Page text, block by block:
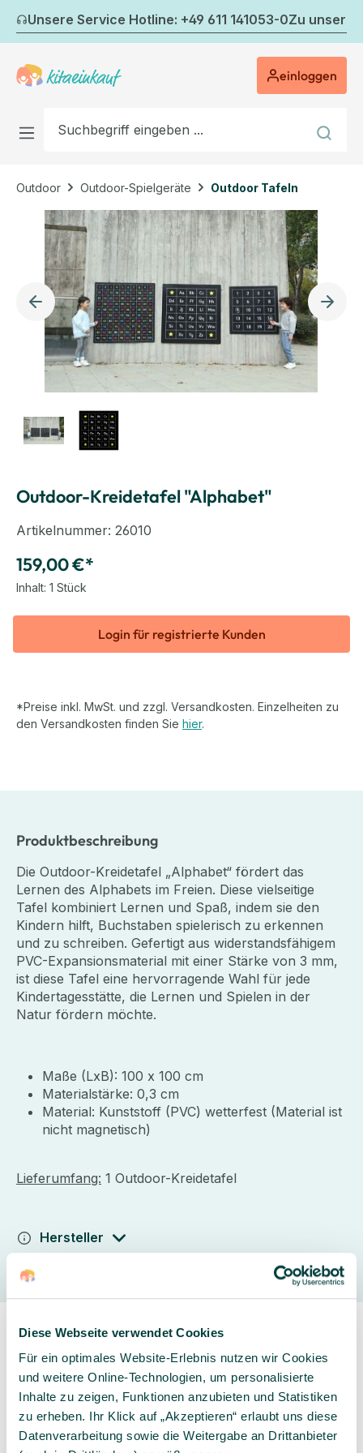
Diese Webseite verwendet Cookies
Für ein optimales Website-Erlebnis nutzen wir Cookies
und weitere Online-Technologien, um personalisierte
Inhalte zu zeigen, Funktionen anzubieten und Statistiken
zu erheben. Ihr Klick auf „Akzeptieren“ erlaubt uns diese
Datenverarbeitung sowie die Weitergabe an Drittanbieter
Zum Hauptinhalt springen
Unsere Service Hotline: +49 611 141053-0Zu
einloggen
Outdoor Outdoor-Spielgeräte Outdoor Tafeln
Bildergalerie überspringen
Outdoor-Kreidetafel "Alphabet"
Artikelnummer: 26010
159,00 €*
Inhalt: 1 Stück
Login für registrierte Kunden
*Preise inkl. MwSt. und zzgl. Versandkosten. Einzelheiten zu
den Versandkosten finden Sie hier.
Produktbeschreibung
Die Outdoor-Kreidetafel „Alphabet“ fördert das
Lernen des Alphabets im Freien. Diese vielseitige
Tafel kombiniert Lernen und Spaß, indem sie den
Kindern hilft, Buchstaben spielerisch zu erkennen
und zu schreiben. Gefertigt aus widerstandsfähigem
PVC-Expansionsmaterial mit einer Stärke von 3 mm,
ist diese Tafel eine hervorragende Wahl für jede
Kindertagesstätte, die Lernen und Spielen in der
Natur fördern möchte.
Maße (LxB): 100 x 100 cm
Materialstärke: 0,3 cm
Material: Kunststoff (PVC) wetterfest (Material ist
nicht magnetisch)
Lieferumfang: 1 Outdoor-Kreidetafel
Hersteller
Sorgfältig ausgewähltes
Produktsortiment
Kompetente und
individuelle Beratung